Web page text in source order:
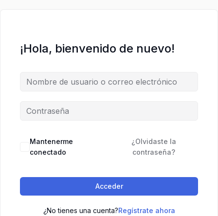
¡Hola, bienvenido de nuevo!
Mantenerme
conectado
¿Olvidaste la
contraseña?
Acceder
¿No tienes una cuenta?Regístrate ahora